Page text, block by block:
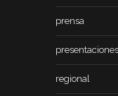
prensa
presentaciones
regional